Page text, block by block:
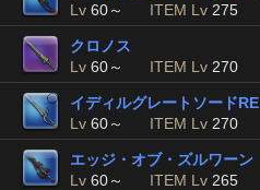
Lv 60～ ITEM Lv 275
クロノス
Lv 60～ ITEM Lv 270
イディルグレートソードRE
Lv 60～ ITEM Lv 270
エッジ・オブ・ズルワーン
Lv 60～ ITEM Lv 265